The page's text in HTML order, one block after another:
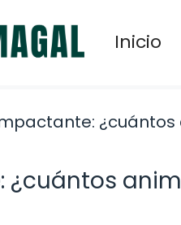
Inicio
¿cuántos